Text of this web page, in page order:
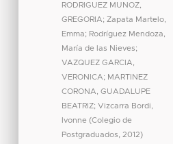
RODRIGUEZ MUNOZ,
GREGORIA; Zapata Martelo,
Emma; Rodríguez Mendoza,
María de las Nieves;
VAZQUEZ GARCIA,
VERONICA; MARTINEZ
CORONA, GUADALUPE
BEATRIZ; Vizcarra Bordi,
Ivonne (Colegio de
Postgraduados
2012)